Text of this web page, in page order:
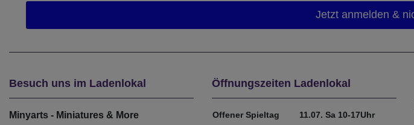
Besuch uns im Ladenlokal
Minyarts - Miniatures & More
Öffnungszeiten Ladenlokal
Offener Spieltag
11.07. Sa 10-17Uhr